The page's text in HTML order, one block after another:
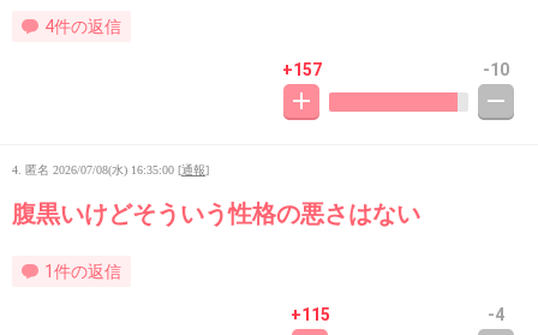
4件の返信
+157 -10
4. 匿名 2026/07/08(水) 16:35:00 [通報]
腹黒いけどそういう性格の悪さはない
1件の返信
+115 -4